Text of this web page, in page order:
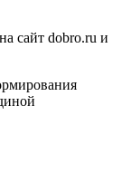
сайт dobro.ru и